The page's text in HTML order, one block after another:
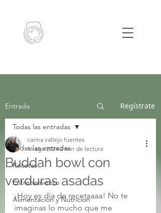
Entrada Regístrate
Todas las entradas
Recetas
Entrenamiento
Alimentacion y Nutricion
Todas las entradas
Buddah bowl con
verduras asadas
carina vallejo fuentes
16 ago 2024 2 min de lectura
¡Hoy es día de recetaaaa! No te
imaginas lo mucho que me